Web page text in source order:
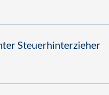
Steuerhinterzieher